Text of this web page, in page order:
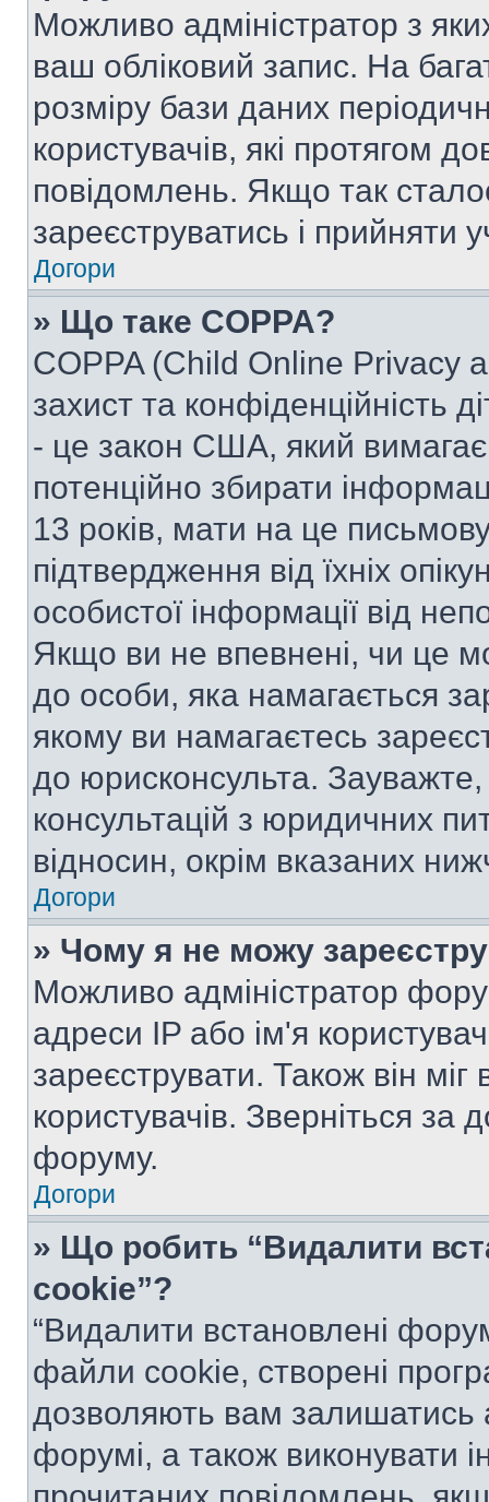
Можливо адміністратор з
ваш обліковий запис. На
розміру бази даних
користувачів, які протягом
повідомлень. Якщо так
зареєструватись і прийняти
Догори
» Що таке COPPA?
COPPA (Child Online Privacy
захист та конфіденційність
- це закон США, який вимагає
потенційно збирати
13 років, мати на це письмову
підтвердження від їхніх
особистої інформації від
Якщо ви не впевнені, чи це
до особи, яка намагається
якому ви намагаєтесь
до юрисконсульта.
консультацій з юридичних
відносин, окрім вказаних
Догори
» Чому я не можу
Можливо адміністратор
адреси IP або ім'я
зареєструвати. Також він
користувачів. Зверніться за
форуму.
Догори
» Що робить “Видалити
cookie”?
“Видалити встановлені
файли cookie, створені
дозволяють вам залишатись
форумі, а також виконувати